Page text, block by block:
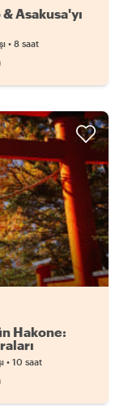
Asakusa'yı
• 8 saat
Hakone:
• 10 saat